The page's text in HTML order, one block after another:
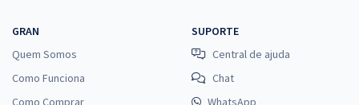
GRAN
Quem Somos
Como Funciona
Como Comprar
SUPORTE
Central de ajuda
Chat
WhatsApp